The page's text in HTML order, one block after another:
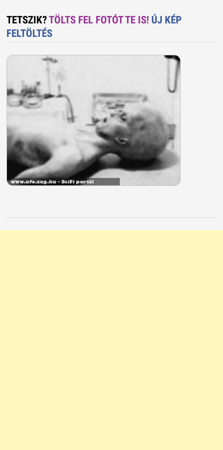
TETSZIK?TÖLTS FEL FOTÓT TE IS! ÚJ KÉP
FELTÖLTÉS